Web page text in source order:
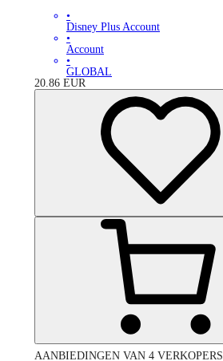
•
Disney Plus Account
•
Account
•
GLOBAL
20.86 EUR
AANBIEDINGEN VAN 4 VERKOPERS